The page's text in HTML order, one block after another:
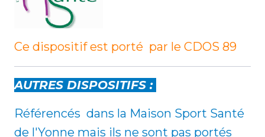
Ce dispositif est porté par le CDOS 89
AUTRES DISPOSITIFS :
Référencés dans la Maison Sport Santé
de l'Yonne mais ils ne sont pas portés